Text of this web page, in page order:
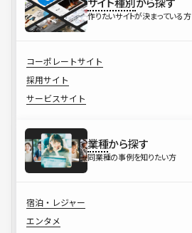
サイト種別から探す
作りたいサイトが決まっている方
コーポレートサイト
採用サイト
サービスサイト
業種から探す
同業種の事例を知りたい方
宿泊・レジャー
エンタメ